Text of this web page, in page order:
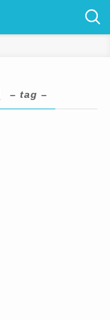
– tag –